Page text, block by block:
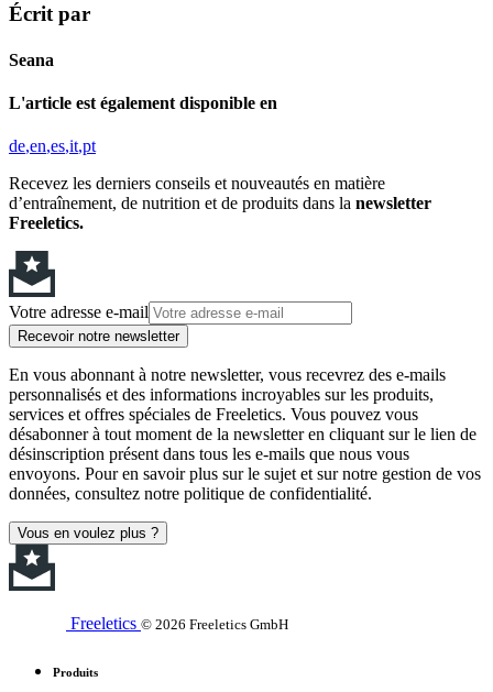
Écrit par
Seana
L'article est également disponible en
de en es it pt
Recevez les derniers conseils et nouveautés en matière
d’entraînement, de nutrition et de produits dans la newsletter
Freeletics.
Votre adresse e-mail
Recevoir notre newsletter
En vous abonnant à notre newsletter, vous recevrez des e-mails
personnalisés et des informations incroyables sur les produits,
services et offres spéciales de Freeletics. Vous pouvez vous
désabonner à tout moment de la newsletter en cliquant sur le lien de
désinscription présent dans tous les e-mails que nous vous
envoyons. Pour en savoir plus sur le sujet et sur notre gestion de vos
données, consultez notre politique de confidentialité.
Vous en voulez plus ?
Freeletics © 2026 Freeletics GmbH
Produits